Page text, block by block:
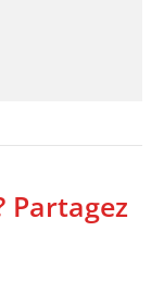
Partagez